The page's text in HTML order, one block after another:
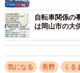
ます。
「はい、これまでに
走り”によって怖い
自転車関係
は岡山市の大
気になる 長野 くる